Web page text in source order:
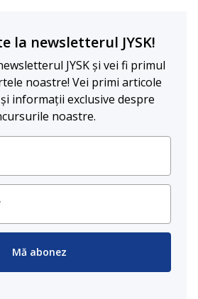
la newsletterul JYSK!
JYSK și vei fi primul
noastre! Vei primi articole
informații exclusive despre
noastre.
Mă abonez